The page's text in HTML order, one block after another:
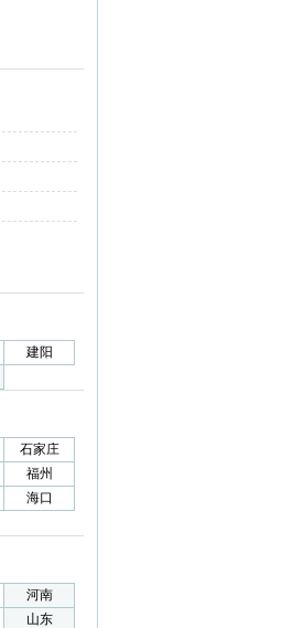
建阳
石家庄
福州
海口
河南
山东